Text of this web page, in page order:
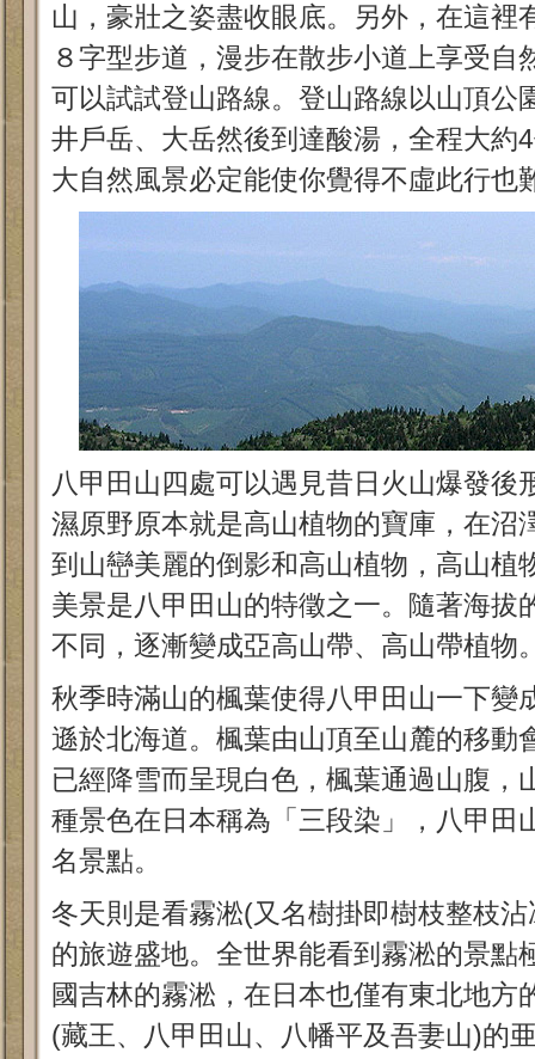
山，豪壯之姿盡收眼底。另外，在這裡
８字型步道，漫步在散步小道上享受自
可以試試登山路線。登山路線以山頂公
井戶岳、大岳然後到達酸湯，全程大約
大自然風景必定能使你覺得不虛此行也
八甲田山四處可以遇見昔日火山爆發後
濕原野原本就是高山植物的寶庫，在沼
到山巒美麗的倒影和高山植物，高山植
美景是八甲田山的特徵之一。隨著海拔
不同，逐漸變成亞高山帶、高山帶植物
秋季時滿山的楓葉使得八甲田山一下變
遜於北海道。楓葉由山頂至山麓的移動
已經降雪而呈現白色，楓葉通過山腹，
種景色在日本稱為「三段染」，八甲田
名景點。
冬天則是看霧淞(又名樹掛即樹枝整枝
的旅遊盛地。全世界能看到霧淞的景點
國吉林的霧淞，在日本也僅有東北地方
(藏王、八甲田山、八幡平及吾妻山)的